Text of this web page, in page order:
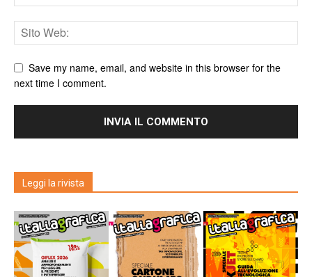
Save my name, email, and website in this browser for the
next time I comment.
Leggi la rivista